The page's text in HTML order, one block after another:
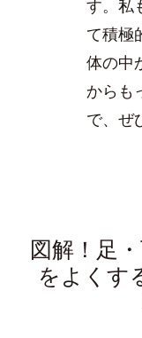
す。私
て積極
体の中
からも
で、ぜ
図解！足
をよくす